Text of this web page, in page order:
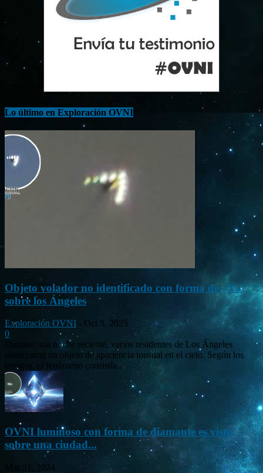
Lo último en Exploración OVNI
Objeto volador no identificado con forma de «V»
sobre los Ángeles
Exploración OVNI - Oct 5, 2025
0
Durante una noche reciente, varios residentes de Los Ángeles
observaron un objeto de apariencia inusual en el cielo. Según los
testigos, el fenómeno consistía...
OVNI luminoso con forma de diamante es visto
sobre una ciudad...
Mar 31, 2024